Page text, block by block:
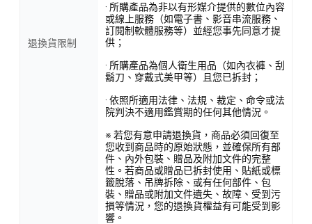
退換貨限制
· 所購產品為非以有形媒介提供的數位內容
或線上服務（如電子書、影音串流服務、
訂閱制軟體服務等）並經您事先同意才提
供；
· 所購產品為個人衛生用品（如內衣褲、刮
鬍刀、穿戴式美甲等）且您已拆封；
· 依照所適用法律、法規、裁定、命令或法
院判決不適用鑑賞期的任何其他情況。
※ 若您有意申請退換貨，商品必須回復至
您收到商品時的原始狀態，並確保所有部
件、內外包裝、贈品及附加文件的完整
性。若商品或贈品已拆封使用、貼紙或標
籤脫落、吊牌拆除、或有任何部件、包
裝、贈品或附加文件遺失、故障、受到污
損等情況，您的退換貨權益有可能受到影
響。